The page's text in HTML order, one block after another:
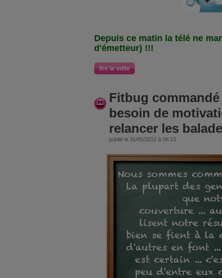
Depuis ce matin la télé ne
d'émetteur) !!!
lire la suite
Fitbug
besoin de
relancer les
publié le 31/05/2012 à 06:13